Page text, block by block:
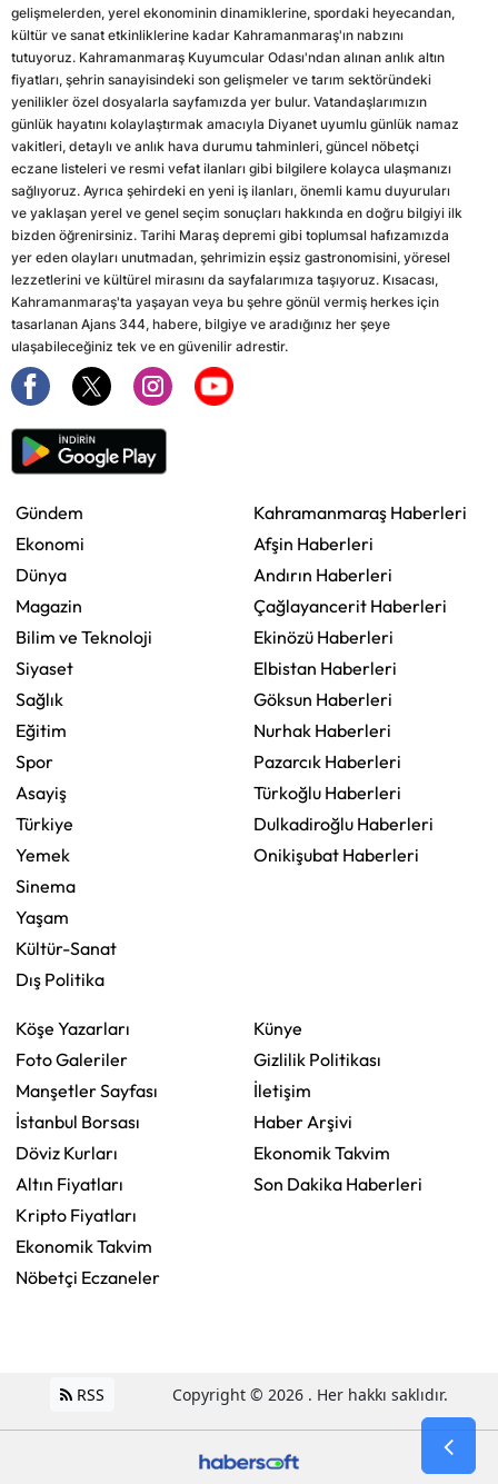
gelişmelerden, yerel ekonominin dinamiklerine, spordaki heyecandan,
kültür ve sanat etkinliklerine kadar Kahramanmaraş'ın nabzını
tutuyoruz. Kahramanmaraş Kuyumcular Odası'ndan alınan anlık altın
fiyatları, şehrin sanayisindeki son gelişmeler ve tarım sektöründeki
yenilikler özel dosyalarla sayfamızda yer bulur. Vatandaşlarımızın
günlük hayatını kolaylaştırmak amacıyla Diyanet uyumlu günlük namaz
vakitleri, detaylı ve anlık hava durumu tahminleri, güncel nöbetçi
eczane listeleri ve resmi vefat ilanları gibi bilgilere kolayca ulaşmanızı
sağlıyoruz. Ayrıca şehirdeki en yeni iş ilanları, önemli kamu duyuruları
ve yaklaşan yerel ve genel seçim sonuçları hakkında en doğru bilgiyi ilk
bizden öğrenirsiniz. Tarihi Maraş depremi gibi toplumsal hafızamızda
yer eden olayları unutmadan, şehrimizin eşsiz gastronomisini, yöresel
lezzetlerini ve kültürel mirasını da sayfalarımıza taşıyoruz. Kısacası,
Kahramanmaraş'ta yaşayan veya bu şehre gönül vermiş herkes için
tasarlanan Ajans 344, habere, bilgiye ve aradığınız her şeye
ulaşabileceğiniz tek ve en güvenilir adrestir.
Gündem
Ekonomi
Dünya
Magazin
Bilim ve Teknoloji
Siyaset
Sağlık
Eğitim
Spor
Asayiş
Türkiye
Yemek
Sinema
Yaşam
Kültür-Sanat
Dış Politika
Kahramanmaraş Haberleri
Afşin Haberleri
Andırın Haberleri
Çağlayancerit Haberleri
Ekinözü Haberleri
Elbistan Haberleri
Göksun Haberleri
Nurhak Haberleri
Pazarcık Haberleri
Türkoğlu Haberleri
Dulkadiroğlu Haberleri
Onikişubat Haberleri
Köşe Yazarları
Foto Galeriler
Manşetler Sayfası
İstanbul Borsası
Döviz Kurları
Altın Fiyatları
Kripto Fiyatları
Ekonomik Takvim
Nöbetçi Eczaneler
Künye
Gizlilik Politikası
İletişim
Haber Arşivi
Ekonomik Takvim
Son Dakika Haberleri
RSS Copyright © 2026 . Her hakkı saklıdır.